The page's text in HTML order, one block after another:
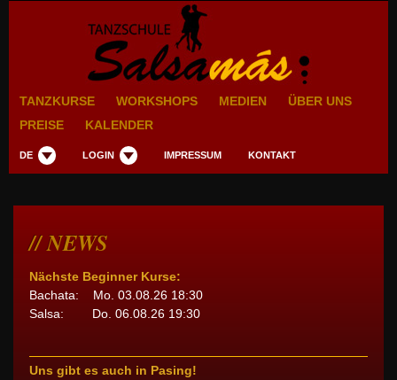
TANZKURSE WORKSHOPS MEDIEN
ÜBER UNS
PREISE
KALENDER
DE LOGIN IMPRESSUM KONTAKT
NEWS
Nächste Beginner Kurse:
Bachata: Mo. 03.08.26 18:30
Salsa: Do. 06.08.26 19:30
Uns gibt es auch in Pasing!